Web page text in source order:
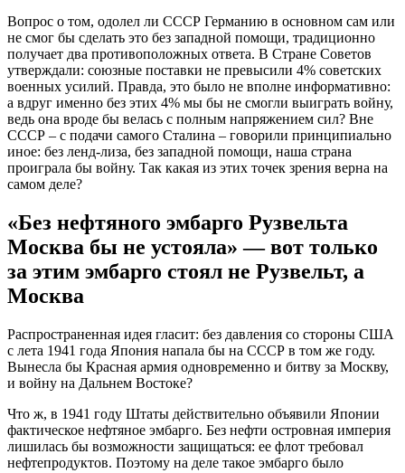
Вопрос о том, одолел ли СССР Германию в основном сам или
не смог бы сделать это без западной помощи, традиционно
получает два противоположных ответа. В Стране Советов
утверждали: союзные поставки не превысили 4% советских
военных усилий. Правда, это было не вполне информативно:
а вдруг именно без этих 4% мы бы не смогли выиграть войну,
ведь она вроде бы велась с полным напряжением сил? Вне
СССР – с подачи самого Сталина – говорили принципиально
иное: без ленд-лиза, без западной помощи, наша страна
проиграла бы войну. Так какая из этих точек зрения верна на
самом деле?
«Без нефтяного эмбарго Рузвельта
Москва бы не устояла» — вот только
за этим эмбарго стоял не Рузвельт, а
Москва
Распространенная идея гласит: без давления со стороны США
с лета 1941 года Япония напала бы на СССР в том же году.
Вынесла бы Красная армия одновременно и битву за Москву,
и войну на Дальнем Востоке?
Что ж, в 1941 году Штаты действительно объявили Японии
фактическое нефтяное эмбарго. Без нефти островная империя
лишилась бы возможности защищаться: ее флот требовал
нефтепродуктов. Поэтому на деле такое эмбарго было